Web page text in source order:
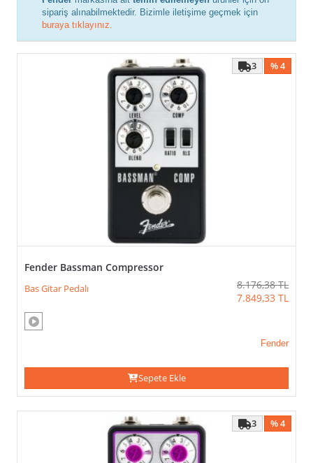
Nefesli Çalgılar
Türk Müziği Enstrümanları
Kitap
Aguilar
Behringer
Boss
electro-
Sonicake
tc
Tech
21
FIYAT
sipariş alınabilmektedir. Bizimle iletişime geçmek için
buraya tıklayınız.
% 4
3
Fender Bassman Compressor
Bas Gitar Pedalı 8.176,38 TL
7.849,33 TL
Fender
Sepete Ekle
% 4
3